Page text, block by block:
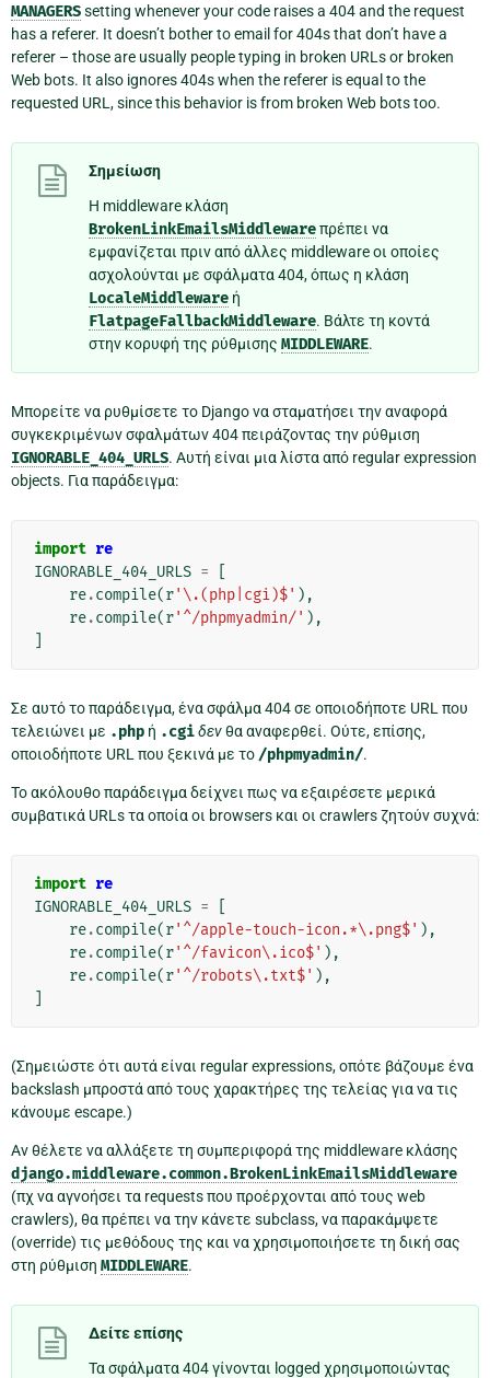
MANAGERSsetting whenever your code raises a 404 and the request
has a referer. It doesn’t bother to email for 404s that don’t have a
referer – those are usually people typing in broken URLs or broken
Web bots. It also ignores 404s when the referer is equal to the
requested URL, since this behavior is from broken Web bots too.
Σημείωση
Η middleware κλάση
BrokenLinkEmailsMiddlewareπρέπει να
εμφανίζεται πριν από άλλες middleware οι οποίες
ασχολούνται με σφάλματα 404, όπως η κλάση
LocaleMiddleware ή
FlatpageFallbackMiddleware. Βάλτε τη κοντά
στην κορυφή της ρύθμισης MIDDLEWARE.
Μπορείτε να ρυθμίσετε το Django να σταματήσει την αναφορά
συγκεκριμένων σφαλμάτων 404 πειράζοντας την ρύθμιση
IGNORABLE_404_URLS. Αυτή είναι μια λίστα από regular expression
objects. Για παράδειγμα:
import re
IGNORABLE_404_URLS =
re.compile(r'\.(php|cgi)$' ),
re.compile(r'^/phpmyadmin/' ),
Σε αυτό το παράδειγμα, ένα σφάλμα 404 σε οποιοδήποτε URL που
τελειώνει με .php ή .cgiδενθα αναφερθεί. Ούτε, επίσης,
οποιοδήποτε URL που ξεκινά με το /phpmyadmin/.
Το ακόλουθο παράδειγμα δείχνει πως να εξαιρέσετε μερικά
συμβατικά URLs τα οποία οι browsers και οι crawlers ζητούν συχνά:
import re
IGNORABLE_404_URLS =
re.compile(r'^/apple-touch-icon.*\.png$' ),
re.compile(r'^/favicon\.ico$' ),
re.compile(r'^/robots\.txt$' ),
(Σημειώστε ότι αυτά είναι regular expressions, οπότε βάζουμε ένα
backslash μπροστά από τους χαρακτήρες της τελείας για να τις
κάνουμε escape.)
Αν θέλετε να αλλάξετε τη συμπεριφορά της middleware κλάσης
django.middleware.common.BrokenLinkEmailsMiddleware
(πχ να αγνοήσει τα requests που προέρχονται από τους web
crawlers), θα πρέπει να την κάνετε subclass, να παρακάμψετε
(override) τις μεθόδους της και να χρησιμοποιήσετε τη δική σας
στη ρύθμιση MIDDLEWARE.
Δείτε επίσης
Τα σφάλματα 404 γίνονται logged χρησιμοποιώντας